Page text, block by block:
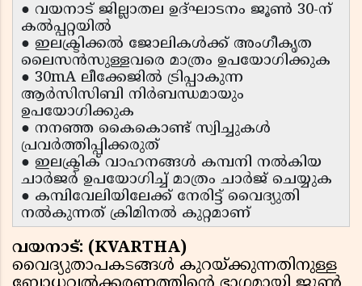
● വയനാട് ജില്ലാതല ഉദ്ഘാടനം ജൂൺ 30-ന്
കൽപ്പറ്റയിൽ
● ഇലക്ട്രിക്കൽ ജോലികൾക്ക് അംഗീകൃത
ലൈസൻസുള്ളവരെ മാത്രം ഉപയോഗിക്കുക
● 30mA ലീക്കേജിൽ ട്രിപ്പാകുന്ന
ആർസിസിബി നിർബന്ധമായും
ഉപയോഗിക്കുക
● നനഞ്ഞ കൈകൊണ്ട് സ്വിച്ചുകൾ
പ്രവർത്തിപ്പിക്കരുത്
● ഇലക്ട്രിക് വാഹനങ്ങൾ കമ്പനി നൽകിയ
ചാർജർ ഉപയോഗിച്ച് മാത്രം ചാർജ് ചെയ്യുക
● കമ്പിവേലിയിലേക്ക് നേരിട്ട് വൈദ്യുതി
നൽകുന്നത് ക്രിമിനൽ കുറ്റമാണ്
വയനാട്: (KVARTHA)
വൈദ്യുതാപകടങ്ങൾ കുറയ്ക്കുന്നതിനുള്ള